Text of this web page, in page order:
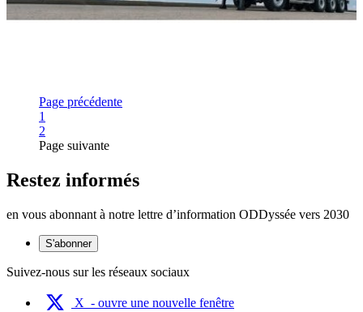
Page précédente
Page
1
Page
2
Page suivante
Restez informés
en vous abonnant à notre lettre d’information ODDyssée vers 2030
S'abonner
Suivez-nous sur les réseaux sociaux
X - ouvre une nouvelle fenêtre